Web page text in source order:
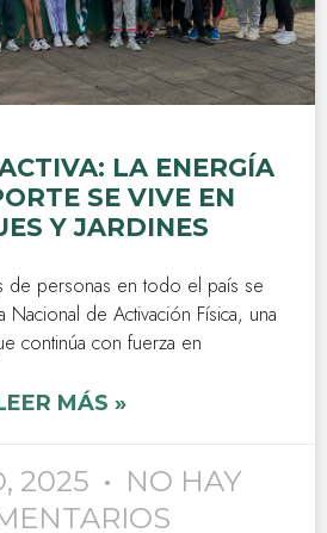
LA ENERGÍA
SE VIVE EN
Y JARDINES
de personas en todo el país se
Nacional de Activación Física, una
continúa con fuerza en
MÁS »
2025
NO HAY